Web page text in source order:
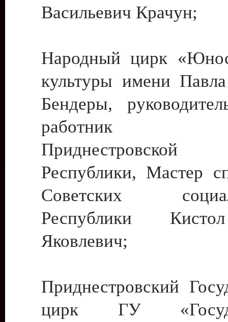
Васильевич Крачун;
Народный цирк
культуры имени
Бендеры,
работник
Приднестровской
Республики, Мастер
Советских
Республики
Яковлевич;
Приднестровский
цирк ГУ